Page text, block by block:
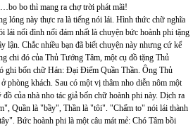
bo thì mang ra chợ trời phát mãi!
lóng này thực ra là tiếng nói lái. Hình thức chữ nghĩa
lái nổi đình nổi đám nhất là chuyện bức hoành phi tặng
lận. Chắc nhiều bạn đã biết chuyện này nhưng cứ kể
chi đó của Thủ Tướng Tâm, một cụ đồ tặng Thủ
ghi bốn chữ Hán: Đại Điểm Quần Thần. Ông Thủ
phòng khách. Sau có một vị thâm nho diễn nôm một
của nhà nho tác giả bốn chữ hoành phi này. Dịch ra
Quần là "bầy", Thần là "tôi". "Chấm to" nói lái thành
Bức hoành phi là một câu mát mẻ: Chó Tâm bồi